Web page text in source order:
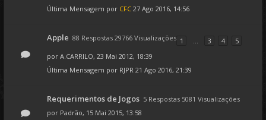
Última Mensagem por CFC 27 Ago 2016, 14:56
Apple 88 Respostas 29766 Visualizações 1 ... 3 4
5
por A.CARRILO, 23 Mai 2012, 18:39
Última Mensagem por RJPR 21 Ago 2016, 21:39
Requerimentos de Jogos 5 Respostas 5081 Visualizações
por Padrão, 15 Mai 2015, 13:58